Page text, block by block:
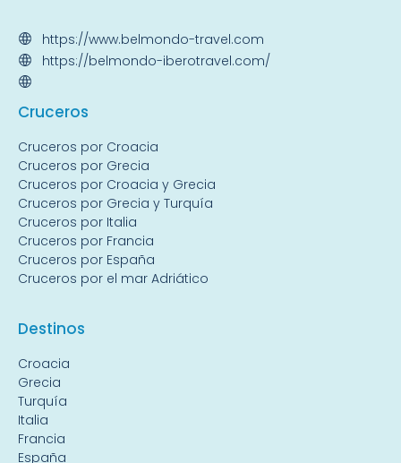
https://www.belmondo-travel.com
https://belmondo-iberotravel.com/
Cruceros
Cruceros por Croacia
Cruceros por Grecia
Cruceros por Croacia y Grecia
Cruceros por Grecia y Turquía
Cruceros por Italia
Cruceros por Francia
Cruceros por España
Cruceros por el mar Adriático
Destinos
Croacia
Grecia
Turquía
Italia
Francia
España